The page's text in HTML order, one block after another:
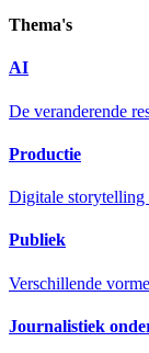
Thema's
AI
De veranderende
Productie
Digitale storytelling
Publiek
Verschillende
Journalistiek